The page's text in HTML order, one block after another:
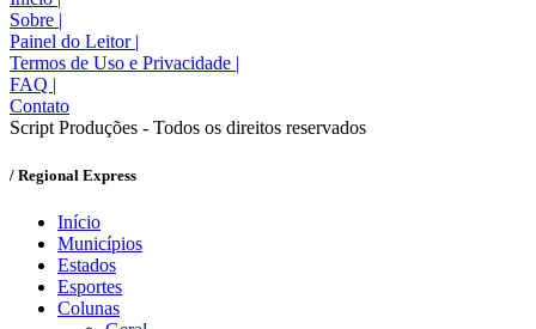
Sobre |
Painel do Leitor |
Termos de Uso e Privacidade |
FAQ |
Contato
Script Produções - Todos os direitos reservados
/ Regional Express
Início
Municípios
Estados
Esportes
Colunas